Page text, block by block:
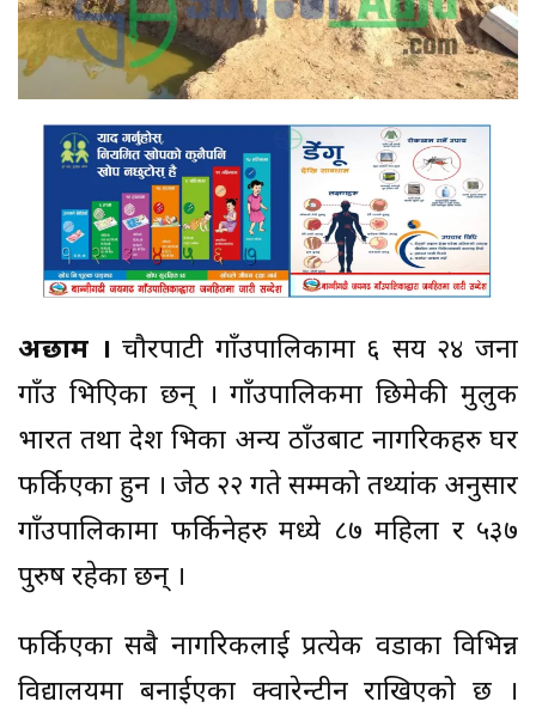
अछाम ।चौरपाटी गाँउपालिकामा ६ सय २४ जना
गाँउ भित्रिएका छन् । गाँउपालिकमा छिमेकी मुलुक
भारत तथा देश भित्रका अन्य ठाँउबाट नागरिकहरु घर
फर्किएका हुन । जेठ २२ गते सम्मको तथ्यांक अनुसार
गाँउपालिकामा फर्किनेहरु मध्ये ८७ महिला र ५३७
पुरुष रहेका छन् ।
फर्किएका सबै नागरिकलाई प्रत्येक वडाका विभिन्न
विद्यालयमा बनाईएका क्वारेन्टीन राखिएको छ ।